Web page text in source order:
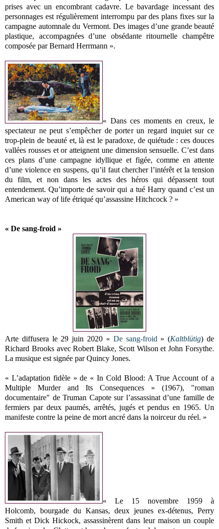
prises avec un encombrant cadavre. Le bavardage incessant des
personnages est régulièrement interrompu par des plans fixes sur la
campagne automnale du Vermont. Des images d’une grande beauté
plastique, accompagnées d’une obsédante ritournelle champêtre
composée par Bernard Herrmann ».
« Dans ces moments en creux, le
spectateur ne peut s’empêcher de porter un regard inquiet sur ce
trop-plein de beauté et, là est le paradoxe, de quiétude : ces douces
vallées rousses et or atteignent une dimension sensuelle. C’est dans
ces plans d’une campagne idyllique et figée, comme en attente
d’une violence en suspens, qu’il faut chercher l’intérêt et la tension
du film, et non dans les actes des héros qui dépassent tout
entendement. Qu’importe de savoir qui a tué Harry quand c’est un
American way of life étriqué qu’assassine Hitchcock ? »
« De sang-froid »
Arte diffusera le 29 juin 2020 « De sang-froid » (Kaltblütig) de
Richard Brooks avec Robert Blake, Scott Wilson et John Forsythe.
La musique est signée par Quincy Jones.
« L’adaptation fidèle » de « In Cold Blood: A True Account of a
Multiple Murder and Its Consequences » (1967), "roman
documentaire" de Truman Capote sur l’assassinat d’une famille de
fermiers par deux paumés, arrêtés, jugés et pendus en 1965. Un
manifeste contre la peine de mort ancré dans la noirceur du réel. »
« Le 15 novembre 1959 à
Holcomb, bourgade du Kansas, deux jeunes ex-détenus, Perry
Smith et Dick Hickock, assassinèrent dans leur maison un couple